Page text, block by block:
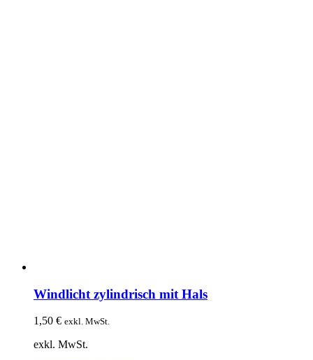
Windlicht zylindrisch mit Hals
1,50 € exkl. MwSt.
exkl. MwSt.